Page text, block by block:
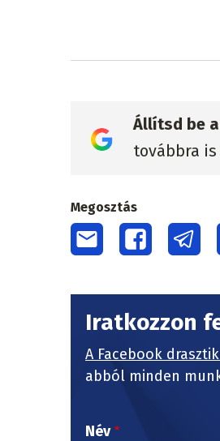
Állítsd be
továbbra
Megosztás
Iratkozzon
A Facebook
abból minden
Név